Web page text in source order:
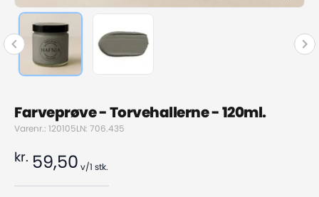
Farveprøve - Torvehallerne - 120ml.
Varenr.: 120105LN: 706.435
kr. 59,50 v/1 stk.